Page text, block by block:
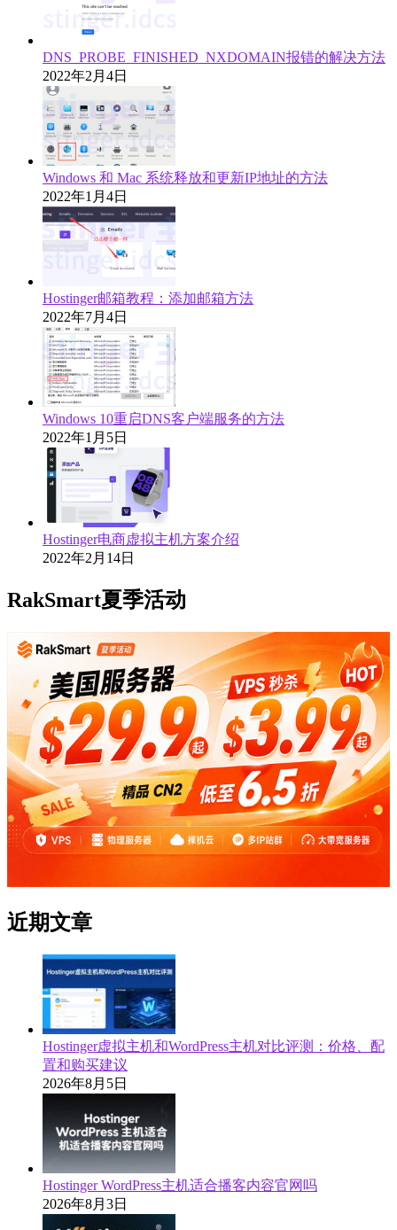
DNS_PROBE_FINISHED_NXDOMAIN报错的解决方法
2022年2月4日
Windows 和 Mac 系统释放和更新IP地址的方法
2022年1月4日
Hostinger邮箱教程：添加邮箱方法
2022年7月4日
Windows 10重启DNS客户端服务的方法
2022年1月5日
Hostinger电商虚拟主机方案介绍
2022年2月14日
RakSmart夏季活动
近期文章
Hostinger虚拟主机和WordPress主机对比评测：价格、配
置和购买建议
2026年8月5日
Hostinger WordPress主机适合播客内容官网吗
2026年8月3日